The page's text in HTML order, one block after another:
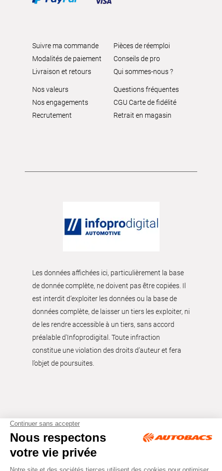
Suivre ma commande
Modalités de paiement
Livraison et retours
Pièces de réemploi
Conseils de pro
Qui sommes-nous ?
Nos valeurs
Nos engagements
Recrutement
Questions fréquentes
CGU Carte de fidélité
Retrait en magasin
Les données affichées ici, particulièrement la base
de donnée complète, ne doivent pas être copiées. Il
est interdit d’exploiter les données ou la base de
données complète, de laisser un tiers les exploiter, ni
de les rendre accessible à un tiers, sans accord
préalable d'Infoprodigital. Toute infraction
constitue une violation des droits d’auteur et fera
l’objet de poursuites.
Tous droits réservés © Autobacs